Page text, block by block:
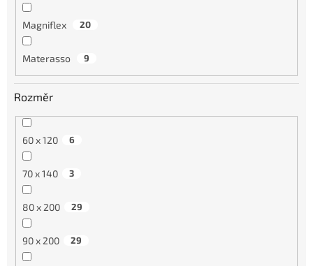
Magniflex 20
Materasso 9
Rozměr
60 x 120 6
70 x 140 3
80 x 200 29
90 x 200 29